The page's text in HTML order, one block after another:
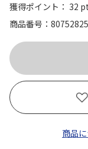
獲得ポイント： 32 pt
商品番号
商品